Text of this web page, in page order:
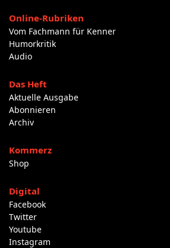
Online-Rubriken
Vom Fachmann für Kenner
Humorkritik
Audio
Das Heft
Aktuelle Ausgabe
Abonnieren
Archiv
Kommerz
Shop
Digital
Facebook
Twitter
Youtube
Instagram